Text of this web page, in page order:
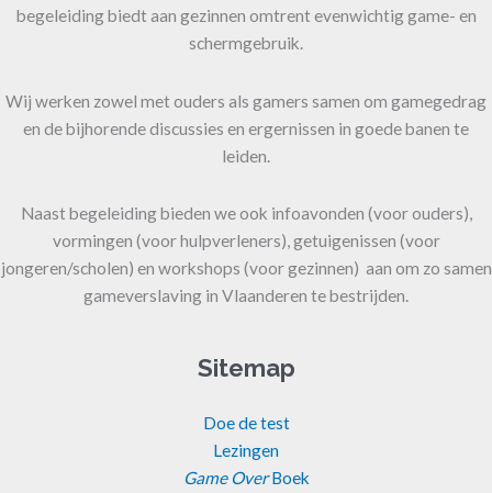
begeleiding biedt aan gezinnen omtrent evenwichtig game- en
schermgebruik.
Wij werken zowel met ouders als gamers samen om gamegedrag
en de bijhorende discussies en ergernissen in goede banen te
leiden.
Naast begeleiding bieden we ook infoavonden (voor ouders),
vormingen (voor hulpverleners), getuigenissen (voor
jongeren/scholen) en workshops (voor gezinnen) aan om zo samen
gameverslaving in Vlaanderen te bestrijden.
Sitemap
Doe de test
Lezingen
Game OverBoek